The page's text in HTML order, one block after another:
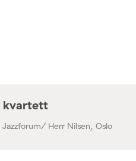
kvartett
Herr Nilsen, Oslo